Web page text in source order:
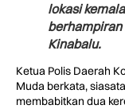
lokasi
berhampiran
Kinabalu.
Ketua Polis Daerah
Muda berkata,
membabitkan dua